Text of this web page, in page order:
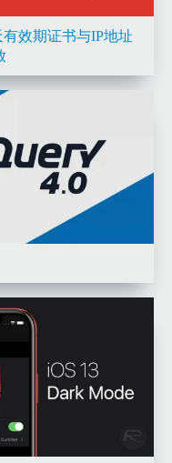
有效期证书与IP地址